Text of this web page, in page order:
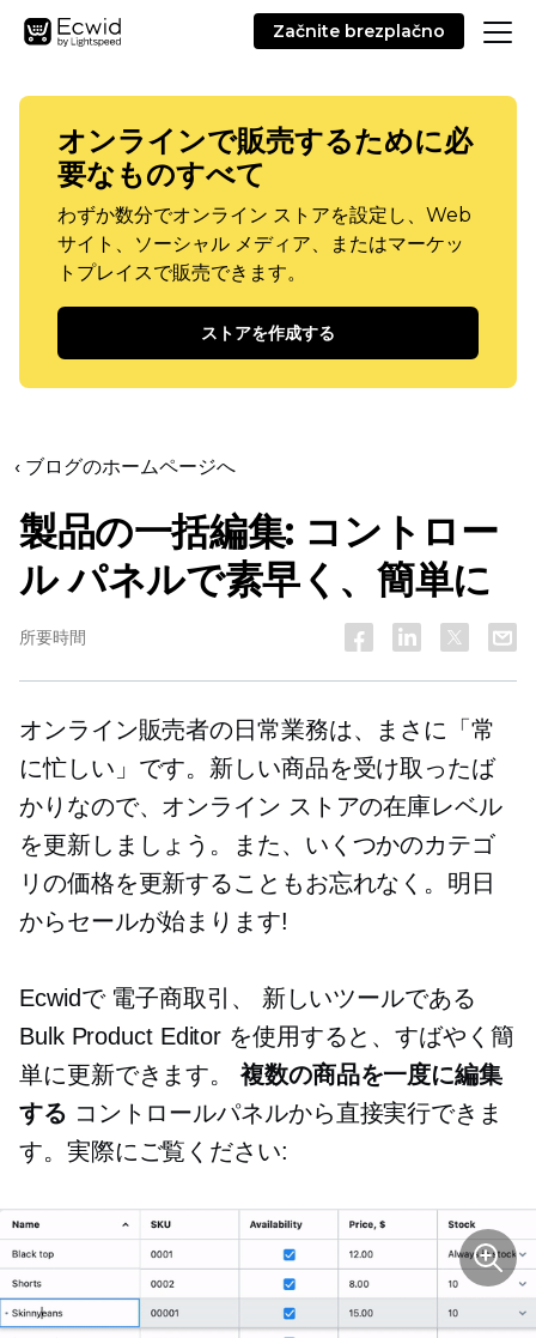
Začnite brezplačno
オンラインで販売するために必
要なものすべて
わずか数分でオンライン ストアを設定し、Web
サイト、ソーシャル メディア、またはマーケッ
トプレイスで販売できます。
ストアを作成する
‹ ブログのホームページへ
製品の一括編集: コントロー
ル パネルで素早く、簡単に
所要時間
オンライン販売者の日常業務は、まさに「常
に忙しい」です。新しい商品を受け取ったば
かりなので、オンライン ストアの在庫レベル
を更新しましょう。また、いくつかのカテゴ
リの価格を更新することもお忘れなく。明日
からセールが始まります!
Ecwidで 電子商取引、
新しいツールである
Bulk Product Editor を使用すると、すばやく簡
単に更新できます。複数の商品を一度に編集
する コントロールパネルから直接実行できま
す。実際にご覧ください: